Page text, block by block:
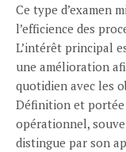
Ce type d’examen
l’efficience des
L’intérêt principal
une amélioration
quotidien avec les
Définition et portée
opérationnel,
distingue par son